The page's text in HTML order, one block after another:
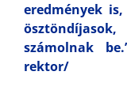
eredmények
számolnak
rektor/